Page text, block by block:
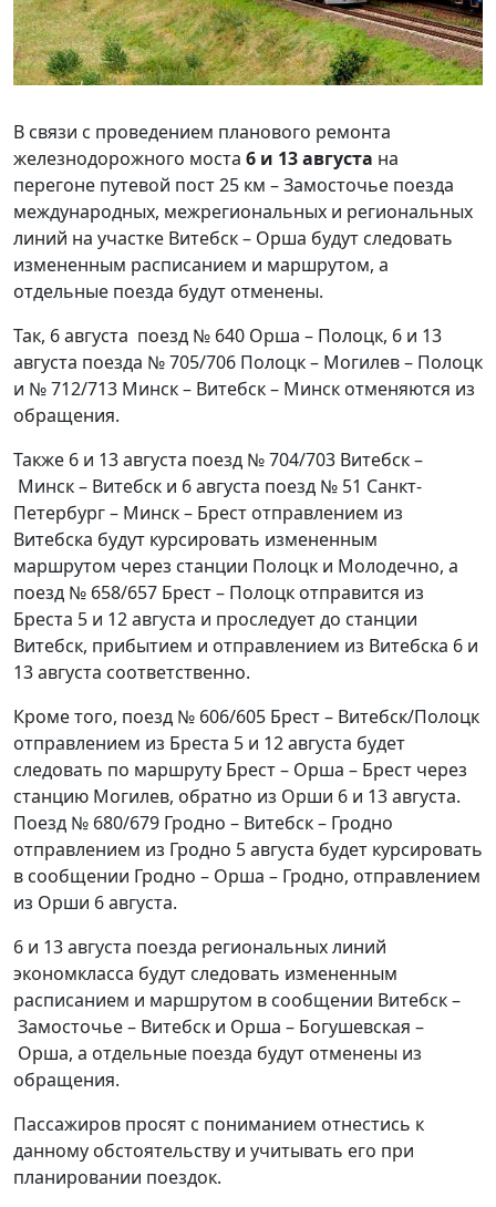
В связи с проведением планового ремонта
железнодорожного моста 6 и 13 августа на
перегоне путевой пост 25 км – Замосточье поезда
международных, межрегиональных и региональных
линий на участке Витебск – Орша будут следовать
измененным расписанием и маршрутом, а
отдельные поезда будут отменены.
Так, 6 августа поезд № 640 Орша – Полоцк, 6 и 13
августа поезда № 705/706 Полоцк – Могилев – Полоцк
и № 712/713 Минск – Витебск – Минск отменяются из
обращения.
Также 6 и 13 августа поезд № 704/703 Витебск –
Минск – Витебск и 6 августа поезд № 51 Санкт-
Петербург – Минск – Брест отправлением из
Витебска будут курсировать измененным
маршрутом через станции Полоцк и Молодечно, а
поезд № 658/657 Брест – Полоцк отправится из
Бреста 5 и 12 августа и проследует до станции
Витебск, прибытием и отправлением из Витебска 6 и
13 августа соответственно.
Кроме того, поезд № 606/605 Брест – Витебск/Полоцк
отправлением из Бреста 5 и 12 августа будет
следовать по маршруту Брест – Орша – Брест через
станцию Могилев, обратно из Орши 6 и 13 августа.
Поезд № 680/679 Гродно – Витебск – Гродно
отправлением из Гродно 5 августа будет курсировать
в сообщении Гродно – Орша – Гродно, отправлением
из Орши 6 августа.
6 и 13 августа поезда региональных линий
экономкласса будут следовать измененным
расписанием и маршрутом в сообщении Витебск –
Замосточье – Витебск и Орша – Богушевская –
Орша, а отдельные поезда будут отменены из
обращения.
Пассажиров просят с пониманием отнестись к
данному обстоятельству и учитывать его при
планировании поездок.